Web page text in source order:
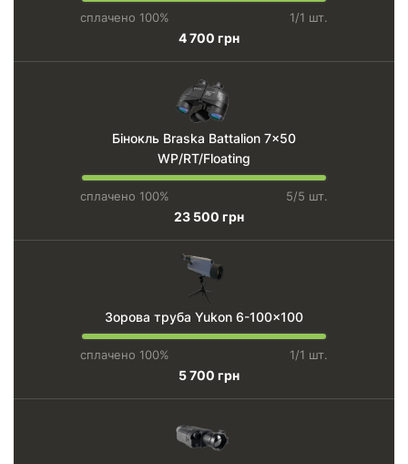
сплачено 100% 1/1 шт.
4 700 грн
Бінокль Braska Battalion 7x50
WP/RT/Floating
сплачено 100% 5/5 шт.
23 500 грн
Зорова труба Yukon 6-100x100
сплачено 100% 1/1 шт.
5 700 грн